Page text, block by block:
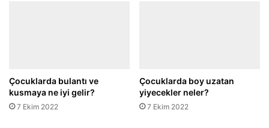
Çocuklarda bulantı ve
kusmaya ne iyi gelir?
7 Ekim 2022
Çocuklarda boy uzatan
yiyecekler neler?
7 Ekim 2022